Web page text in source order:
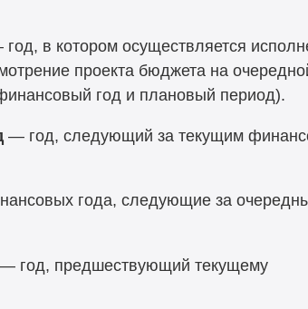
в котором осуществляется
проекта бюджета на
год и плановый период).
— год, следующий за текущим
года, следующие за
год, предшествующий текущему